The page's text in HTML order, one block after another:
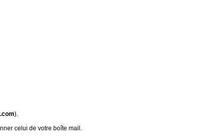
).
celui de votre boîte mail.